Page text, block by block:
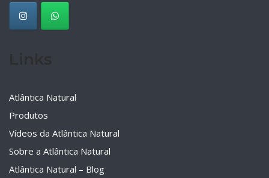
Atlântica Natural
Produtos
Vídeos da Atlântica Natural
Sobre a Atlântica Natural
Atlântica Natural – Blog